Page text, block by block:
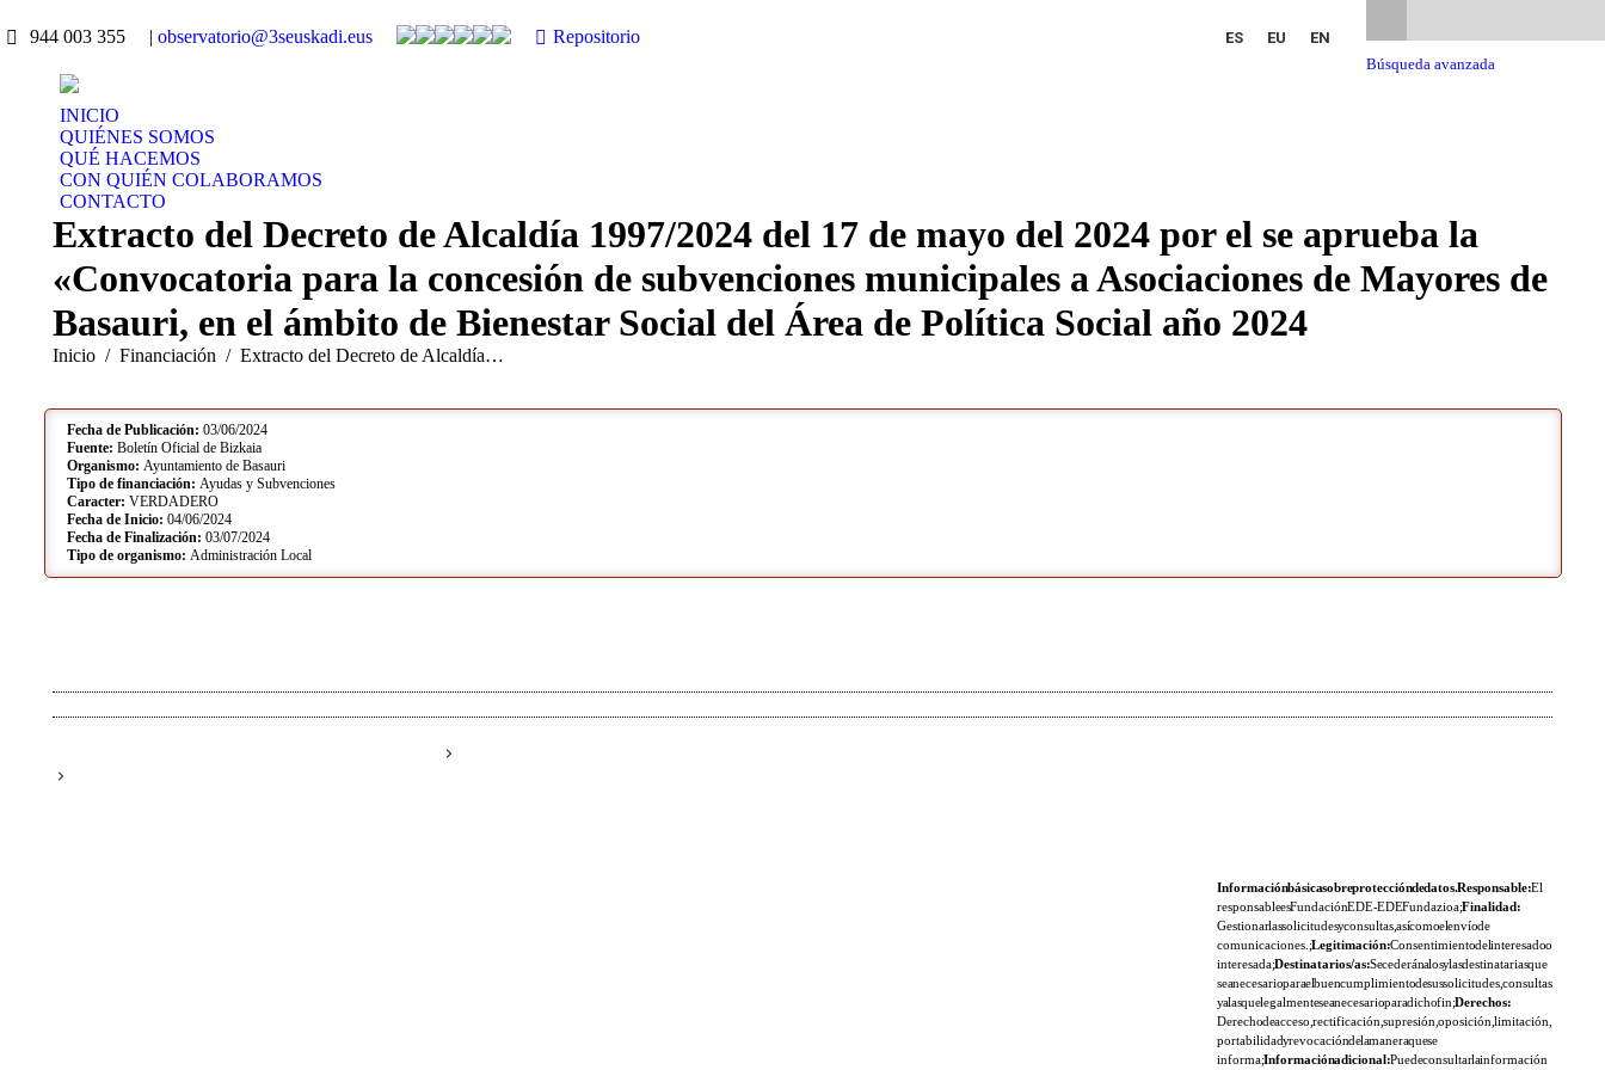
944 003 355 | observatorio@3seuskadi.eus Repositorio ES EU EN
Búsqueda avanzada
INICIO
QUIÉNES SOMOS
QUÉ HACEMOS
CON QUIÉN COLABORAMOS
CONTACTO
Extracto del Decreto de Alcaldía 1997/2024 del 17 de mayo del 2024 por el se aprueba la
«Convocatoria para la concesión de subvenciones municipales a Asociaciones de Mayores de
Basauri, en el ámbito de Bienestar Social del Área de Política Social año 2024
Estás aquí:
Inicio Financiación Extracto del Decreto de Alcaldía…
Fecha de Publicación: 03/06/2024
Fuente: Boletín Oficial de Bizkaia
Organismo: Ayuntamiento de Basauri
Tipo de financiación: Ayudas y Subvenciones
Caracter: VERDADERO
Fecha de Inicio: 04/06/2024
Fecha de Finalización: 03/07/2024
Tipo de organismo: Administración Local
Información básica sobre protección de datos. Responsable:El
responsable es Fundación EDE- EDE Fundazioa;Finalidad:
Gestionar las solicitudes y consultas, así como el envío de
comunicaciones.;Legitimación:Consentimiento del interesado o
interesada;Destinatarios/as:Se cederán a los y las destinatarias que
sea necesario para el buen cumplimiento de sus solicitudes, consultas
y a las que legalmente sea necesario para dicho fin;Derechos:
Derecho de acceso, rectificación, supresión, oposición, limitación,
portabilidad y revocación de la manera que se
informa;Información adicional:Puede consultar la información